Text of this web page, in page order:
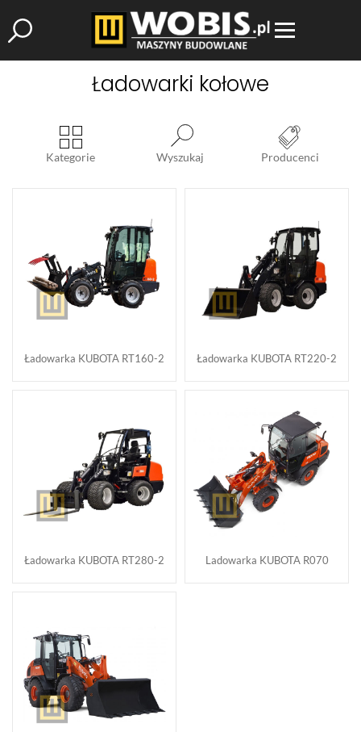
Ładowarki kołowe
Kategorie Wyszukaj Producenci
Ładowarka KUBOTA RT160-2 Ładowarka KUBOTA RT220-2
Ładowarka KUBOTA RT280-2 Ladowarka KUBOTA R070